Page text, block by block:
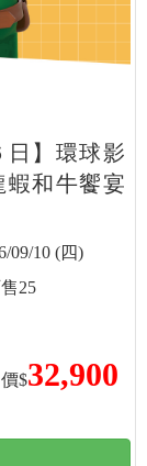
日】環球影
和牛饗宴
09/10 (四)
$32,900
25